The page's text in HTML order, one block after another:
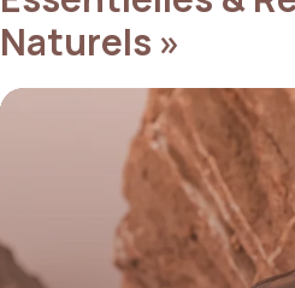
Naturels »